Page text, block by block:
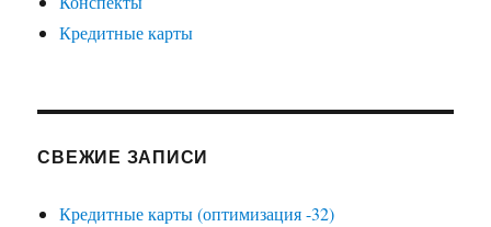
Кредитные карты
СВЕЖИЕ ЗАПИСИ
Кредитные карты (оптимизация -32)